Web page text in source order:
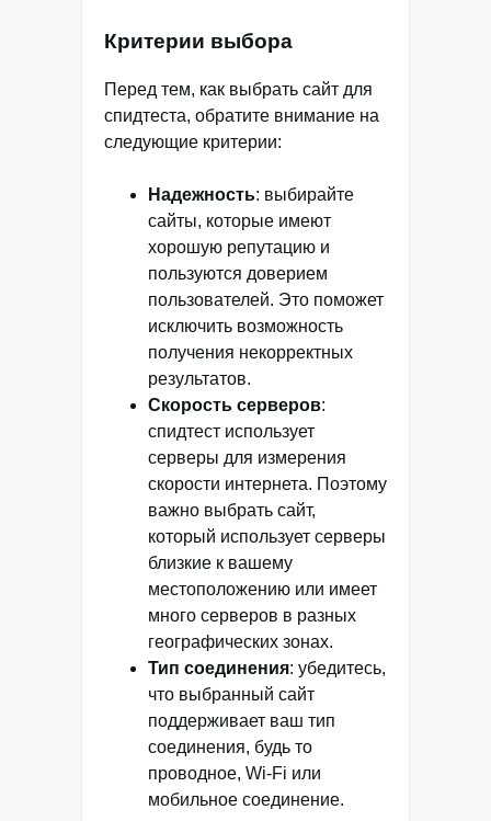
Критерии выбора
Перед тем, как выбрать сайт для
спидтеста, обратите внимание на
следующие критерии:
Надежность: выбирайте
сайты, которые имеют
хорошую репутацию и
пользуются доверием
пользователей. Это поможет
исключить возможность
получения некорректных
результатов.
Скорость серверов:
спидтест использует
серверы для измерения
скорости интернета. Поэтому
важно выбрать сайт,
который использует серверы
близкие к вашему
местоположению или имеет
много серверов в разных
географических зонах.
Тип соединения: убедитесь,
что выбранный сайт
поддерживает ваш тип
соединения, будь то
проводное, Wi-Fi или
мобильное соединение.